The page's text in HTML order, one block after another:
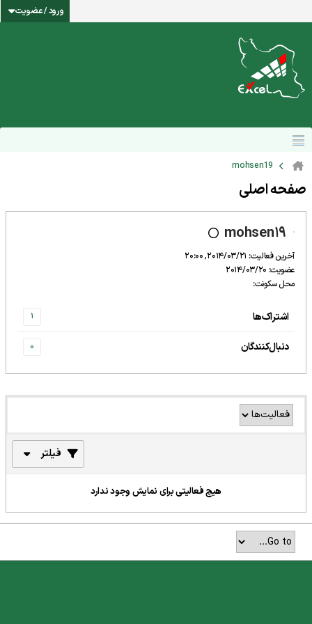
ورود / عضویت
mohsen19
صفحه اصلی
mohsen19
آخرین فعالیت: 2014/03/21, 20:00
عضویت: 2014/03/20
محل سکونت:
اشتراک‌ها 1
دنبال‌کنندگان 0
فیلتر
هیچ فعالیتی برای نمایش وجود ندارد